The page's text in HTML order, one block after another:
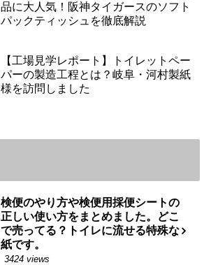
品に大人気！阪神タイガースのソフト
パックティッシュを徹底解説
【工場見学レポート】トイレットペー
パーの製造工程とは？岐阜・河村製紙
様を訪問しました
検便のやり方や検便用採便シートの
正しい使い方をまとめました。どこ
で売ってる？トイレに流せる特殊な
紙です。
3424 views